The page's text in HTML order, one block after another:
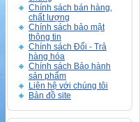
Chính sách bán hàng,
chất lượng
Chính sách bảo mật
thông tin
Chính sách Đổi - Trả
hàng hóa
Chính sách Bảo hành
sản phẩm
Liên hệ với chúng tôi
Bản đồ site